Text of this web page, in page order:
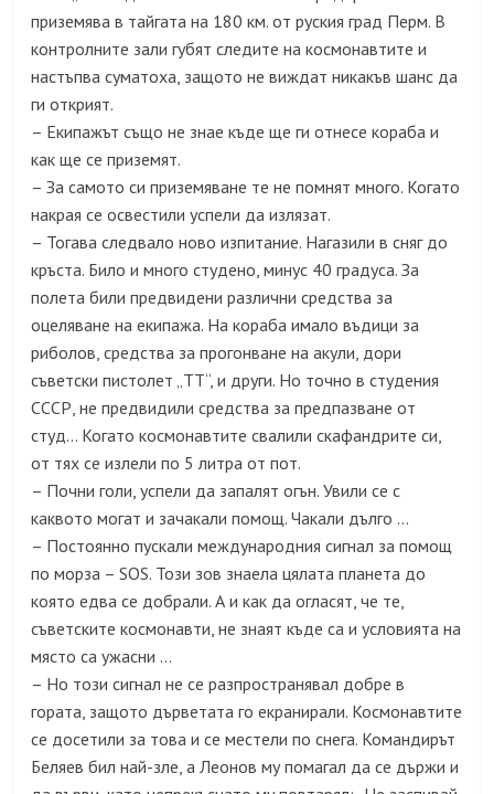
приземява в тайгата на 180 км. от руския град Перм. В
контролните зали губят следите на космонавтите и
настъпва суматоха, защото не виждат никакъв шанс да
ги открият.
– Екипажът също не знае къде ще ги отнесе кораба и
как ще се приземят.
– За самото си приземяване те не помнят много. Когато
накрая се освестили успели да излязат.
– Тогава следвало ново изпитание. Нагазили в сняг до
кръста. Било и много студено, минус 40 градуса. За
полета били предвидени различни средства за
оцеляване на екипажа. На кораба имало въдици за
риболов, средства за прогонване на акули, дори
съветски пистолет „ТТ“, и други. Но точно в студения
СССР, не предвидили средства за предпазване от
студ… Когато космонавтите свалили скафандрите си,
от тях се излели по 5 литра от пот.
– Почни голи, успели да запалят огън. Увили се с
каквото могат и зачакали помощ. Чакали дълго …
– Постоянно пускали международния сигнал за помощ
по морза – SOS. Този зов знаела цялата планета до
която едва се добрали. А и как да огласят, че те,
съветските космонавти, не знаят къде са и условията на
място са ужасни …
– Но този сигнал не се разпространявал добре в
гората, защото дърветата го екранирали. Космонавтите
се досетили за това и се местели по снега. Командирът
Беляев бил най-зле, а Леонов му помагал да се държи и